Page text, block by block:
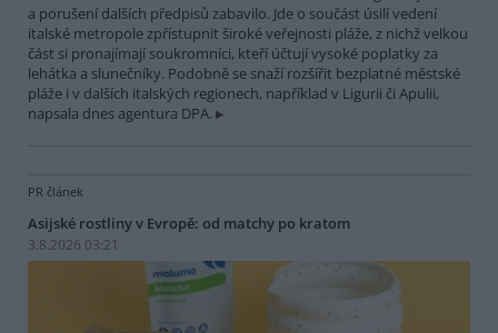
a porušení dalších předpisů zabavilo. Jde o součást úsilí vedení
italské metropole zpřístupnit široké veřejnosti pláže, z nichž velkou
část si pronajímají soukromníci, kteří účtují vysoké poplatky za
lehátka a slunečníky. Podobně se snaží rozšířit bezplatné městské
pláže i v dalších italských regionech, například v Ligurii či Apulii,
napsala dnes agentura DPA.
PR článek
Asijské rostliny v Evropě: od matchy po kratom
3.8.2026 03:21